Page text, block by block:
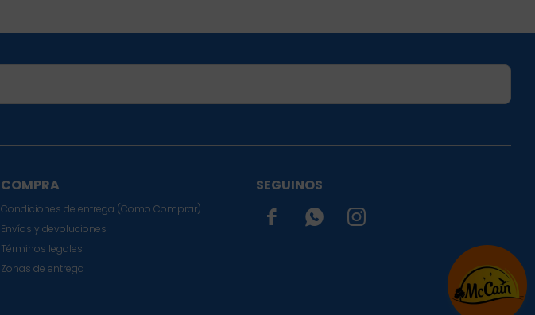
COMPRA
Condiciones de entrega (Como Comprar)
Envíos y devoluciones
Términos legales
Zonas de entrega
SEGUINOS

 